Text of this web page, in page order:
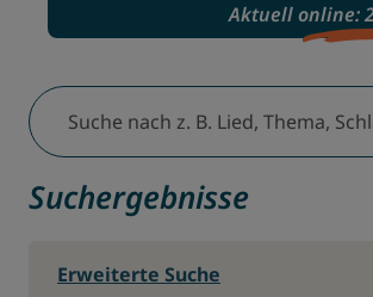
Aktuell online:
Suche nach z. B. Lied, Thema,
Suchergebnisse
Erweiterte Suche